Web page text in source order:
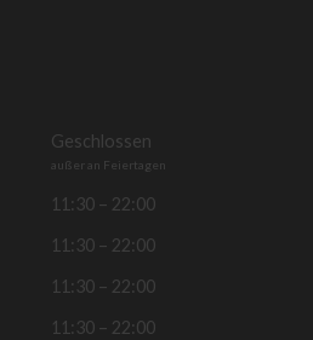
Geschlossen
außer an Feiertagen
11:30 – 22:00
11:30 – 22:00
11:30 – 22:00
11:30 – 22:00